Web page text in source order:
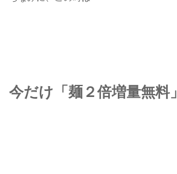
今だけ「麺２倍増量無料」